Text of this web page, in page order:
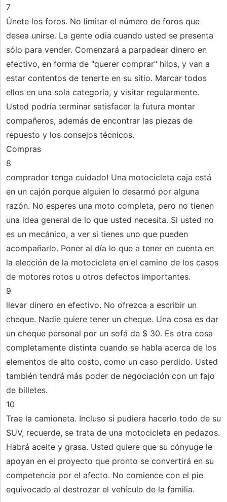
7
Únete los foros. No limitar el número de foros que
desea unirse. La gente odia cuando usted se presenta
sólo para vender. Comenzará a parpadear dinero en
efectivo, en forma de "querer comprar" hilos, y van a
estar contentos de tenerte en su sitio. Marcar todos
ellos en una sola categoría, y visitar regularmente.
Usted podría terminar satisfacer la futura montar
compañeros, además de encontrar las piezas de
repuesto y los consejos técnicos.
Compras
8
comprador tenga cuidado! Una motocicleta caja está
en un cajón porque alguien lo desarmó por alguna
razón. No esperes una moto completa, pero no tienen
una idea general de lo que usted necesita. Si usted no
es un mecánico, a ver si tienes uno que pueden
acompañarlo. Poner al día lo que a tener en cuenta en
la elección de la motocicleta en el camino de los casos
de motores rotos u otros defectos importantes.
9
llevar dinero en efectivo. No ofrezca a escribir un
cheque. Nadie quiere tener un cheque. Una cosa es dar
un cheque personal por un sofá de $ 30. Es otra cosa
completamente distinta cuando se habla acerca de los
elementos de alto costo, como un caso perdido. Usted
también tendrá más poder de negociación con un fajo
de billetes.
10
Trae la camioneta. Incluso si pudiera hacerlo todo de su
SUV, recuerde, se trata de una motocicleta en pedazos.
Habrá aceite y grasa. Usted quiere que su cónyuge le
apoyan en el proyecto que pronto se convertirá en su
competencia por el afecto. No comience con el pie
equivocado al destrozar el vehículo de la familia.